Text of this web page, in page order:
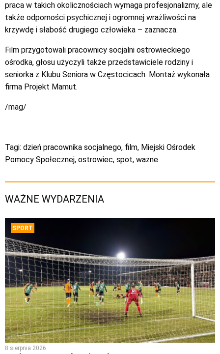
praca w takich okolicznościach wymaga profesjonalizmy, ale
także odporności psychicznej i ogromnej wrażliwości na
krzywdę i słabość drugiego człowieka – zaznacza.
Film przygotowali pracownicy socjalni ostrowieckiego
ośrodka, głosu użyczyli także przedstawiciele rodziny i
seniorka z Klubu Seniora w Częstocicach. Montaż wykonała
firma Projekt Mamut.
/mag/
Tagi: dzień pracownika socjalnego, film, Miejski Ośrodek
Pomocy Społecznej, ostrowiec, spot, wazne
WAŻNE WYDARZENIA
SPORT
8 sierpnia 2026